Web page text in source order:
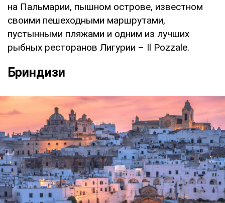
на Пальмарии, пышном острове, известном
своими пешеходными маршрутами,
пустынными пляжами и одним из лучших
рыбных ресторанов Лигурии – Il Pozzale.
Бриндизи